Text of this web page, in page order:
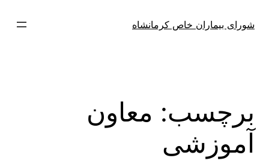
شورای بیماران خاص کرمانشاه
برچسب: معاون
آموزشی